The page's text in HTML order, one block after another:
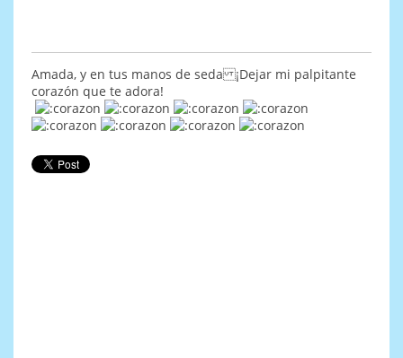
Amada, y en tus manos de seda ¡Dejar mi palpitante
corazón que te adora!